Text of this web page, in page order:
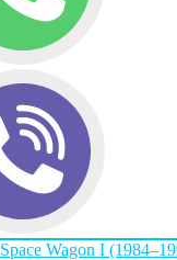
Space Wagon I